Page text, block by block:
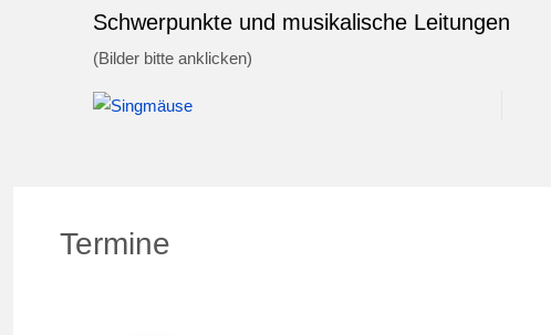
Schwerpunkte und musikalische Leitungen
(Bilder bitte anklicken)
Termine